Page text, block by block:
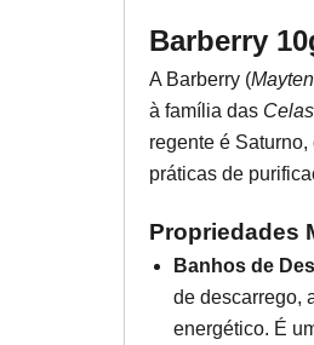
Barberry
A Barberry (
à família das
regente é
práticas de
Propriedades
Banhos de
de descarrego,
energético. É